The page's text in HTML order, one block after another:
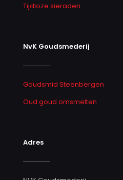
Tijdloze sieraden
NvK Goudsmederij
Goudsmid Steenbergen
Oud goud omsmelten
Adres